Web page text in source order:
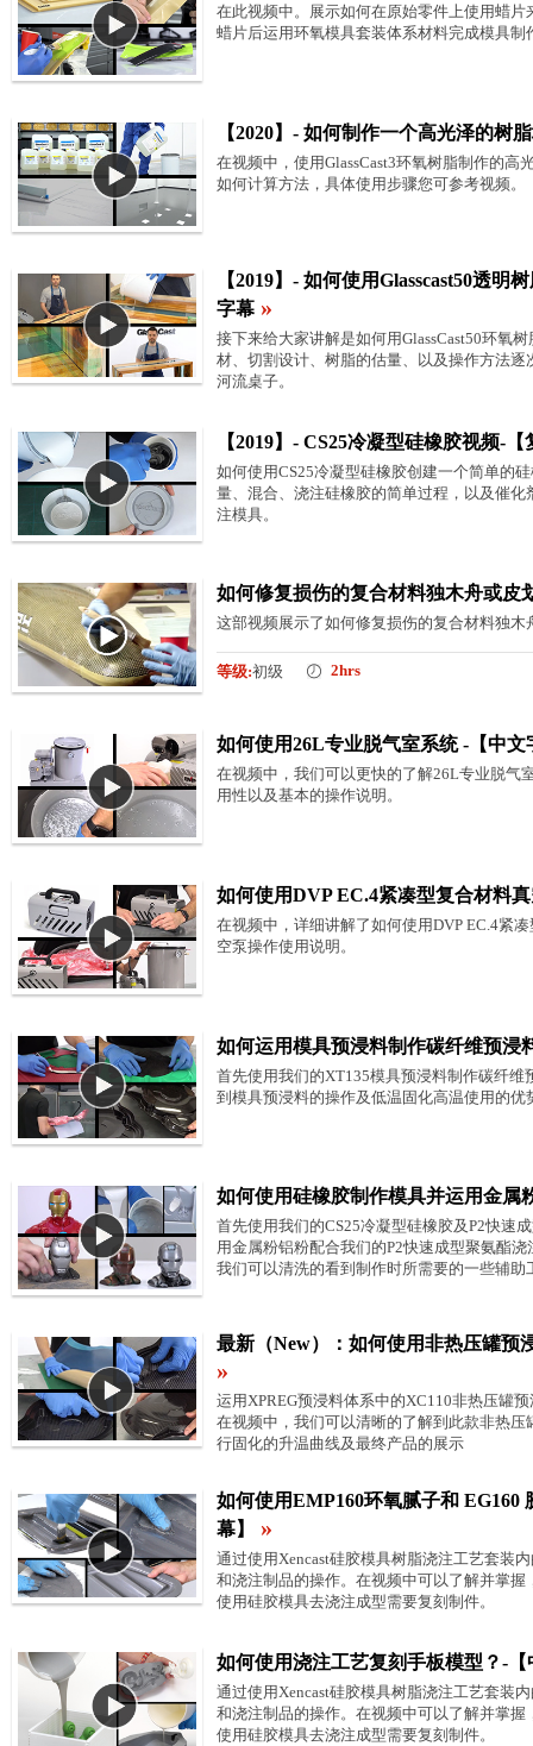
在此视频中。展示如何在原始零件上使用蜡
蜡片后运用环氧模具套装体系材料完成模具制
【2020】- 如何制作一个高光泽的树
在视频中，使用GlassCast3环氧树脂制作的
如何计算方法，具体使用步骤您可参考视频。
【2019】- 如何使用Glasscast50透明
字幕 »
接下来给大家讲解是如何用GlassCast50环氧
材、切割设计、树脂的估量、以及操作方法
河流桌子。
【2019】- CS25冷凝型硅橡胶视频-
如何使用CS25冷凝型硅橡胶创建一个简单的
量、混合、浇注硅橡胶的简单过程，以及催
注模具。
如何修复损伤的复合材料独木舟或皮
这部视频展示了如何修复损伤的复合材料独木
等级:初级 2hrs
如何使用26L专业脱气室系统 -【中文
在视频中，我们可以更快的了解26L专业脱气
用性以及基本的操作说明。
如何使用DVP EC.4紧凑型复合材料
在视频中，详细讲解了如何使用DVP EC.4紧
空泵操作使用说明。
如何运用模具预浸料制作碳纤维预浸
首先使用我们的XT135模具预浸料制作碳纤
到模具预浸料的操作及低温固化高温使用的
如何使用硅橡胶制作模具并运用金属
首先使用我们的CS25冷凝型硅橡胶及P2快速
用金属粉铝粉配合我们的P2快速成型聚氨酯
我们可以清洗的看到制作时所需要的一些辅
最新（New）：如何使用非热压罐预
»
运用XPREG预浸料体系中的XC110非热压罐
在视频中，我们可以清晰的了解到此款非热
行固化的升温曲线及最终产品的展示
如何使用EMP160环氧腻子和 EG160
幕】
»
通过使用Xencast硅胶模具树脂浇注工艺套装
和浇注制品的操作。在视频中可以了解并掌
使用硅胶模具去浇注成型需要复刻制件。
如何使用浇注工艺复刻手板模型？-【
通过使用Xencast硅胶模具树脂浇注工艺套装
和浇注制品的操作。在视频中可以了解并掌
使用硅胶模具去浇注成型需要复刻制件。